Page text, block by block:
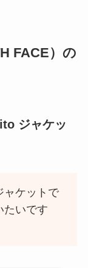
FACE）の
ジャケッ
ャケットで
たいです